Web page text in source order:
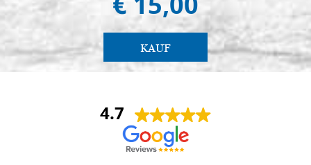
KAUF
4.7